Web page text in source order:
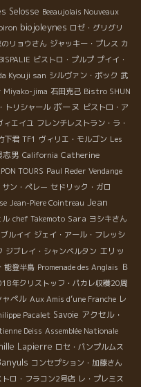
Selosse Beeaujolais Nouveaux
biojoleynes ロゼ・グリグリ
リョウさん ジャッキー・プレス カ
ビストロ・プルプ プイイ・
Kyouji san シルヴァン・ボック 武
Miyako-jima 石田克己 Bistro SHUN
トリシャール ボーヌ ビストロ・ア
ィエイユ フレンチレストラン・ラ・
下君 TF1 ヴィリエ・モルゴン Les
志男 California Catherine
TOURS Paul Reder Vendange
サン・ペレー セドリック・ガロ
Jean-Piere Cointreau Jean
ル chef Takemoto Sara ヨシキさん
ルイイ ジェイ・アール・フレッシ
ジブレイ・シャンベルタン エリッ
能登半島 Promenade des Anglais Ｂ
年クリストッフ・パカレ収穫20周
ャペル Aux Amis d’une Franche レ
Pacalet Savoie アクセル・
Deiss Assemblée Nationale
Lapierre ロセ・パンプルムス
コンセプション・加藤さん
トロ・フラコン2号店 レ・プレミス